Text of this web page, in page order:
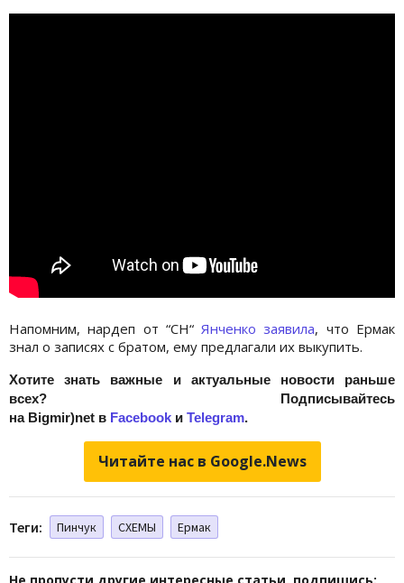
Напомним, нардеп от “СН“Янченко заявила, что Ермак
знал о записях с братом, ему предлагали их выкупить.
Хотите знать важные и актуальные новости раньше
всех? Подписывайтесь
на Bigmir)net в Facebook и Telegram.
Читайте нас в Google.News
Теги: Пинчук СХЕМЫ Ермак